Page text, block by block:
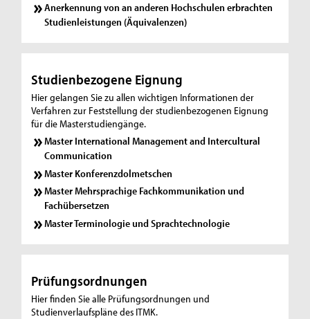
Anerkennung von an anderen Hochschulen erbrachten
Studienleistungen (Äquivalenzen)
Studienbezogene Eignung
Hier gelangen Sie zu allen wichtigen Informationen der
Verfahren zur Feststellung der studienbezogenen Eignung
für die Masterstudiengänge.
Master International Management and Intercultural
Communication
Master Konferenzdolmetschen
Master Mehrsprachige Fachkommunikation und
Fachübersetzen
Master Terminologie und Sprachtechnologie
Prüfungsordnungen
Hier finden Sie alle Prüfungsordnungen und
Studienverlaufspläne des ITMK.